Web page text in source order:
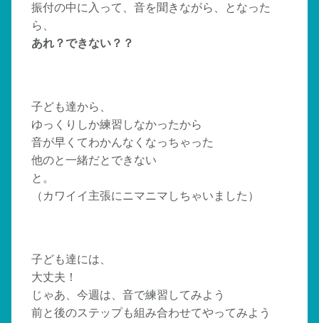
振付の中に入って、音を聞きながら、となった
ら、
あれ？できない？？
子ども達から、
ゆっくりしか練習しなかったから
音が早くてわかんなくなっちゃった
他のと一緒だとできない
と。
（カワイイ主張にニマニマしちゃいました）
子ども達には、
大丈夫！
じゃあ、今週は、音で練習してみよう
前と後のステップも組み合わせてやってみよう